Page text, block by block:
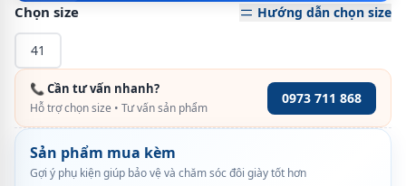
Chọn size Hướng dẫn chọn size
41
📞 Cần tư vấn nhanh?
Hỗ trợ chọn size • Tư vấn sản phẩm
0973 711 868
Sản phẩm mua kèm
Gợi ý phụ kiện giúp bảo vệ và chăm sóc đôi giày tốt hơn